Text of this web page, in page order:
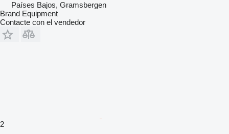
Países Bajos, Gramsbergen
Brand Equipment
Contacte con el vendedor
2